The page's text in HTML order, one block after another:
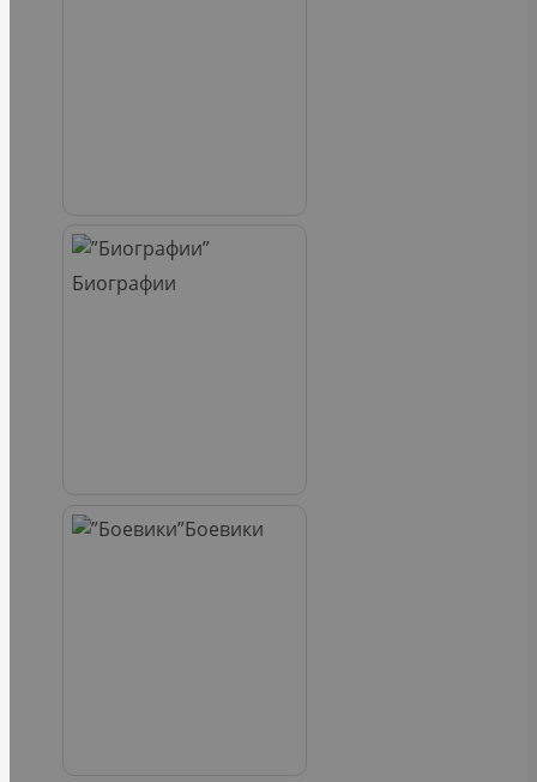
Биографии
Боевики